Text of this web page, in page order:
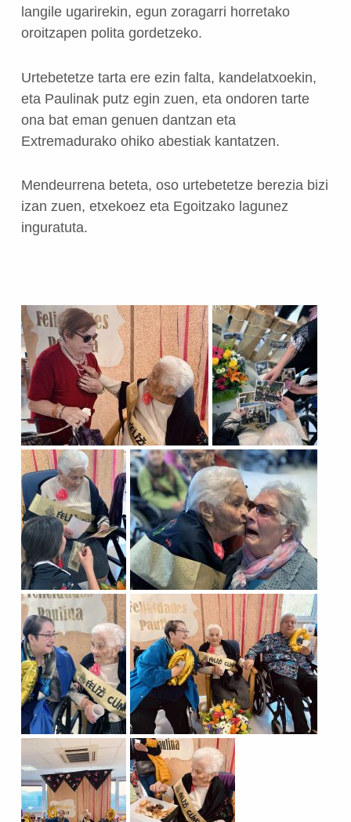
langile ugarirekin, egun zoragarri horretako
oroitzapen polita gordetzeko.
Urtebetetze tarta ere ezin falta, kandelatxoekin,
eta Paulinak putz egin zuen, eta ondoren tarte
ona bat eman genuen dantzan eta
Extremadurako ohiko abestiak kantatzen.
Mendeurrena beteta, oso urtebetetze berezia bizi
izan zuen, etxekoez eta Egoitzako lagunez
inguratuta.